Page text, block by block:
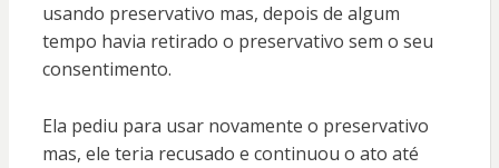
usando preservativo mas, depois de algum
tempo havia retirado o preservativo sem o seu
consentimento.
Ela pediu para usar novamente o preservativo
mas, ele teria recusado e continuou o ato até